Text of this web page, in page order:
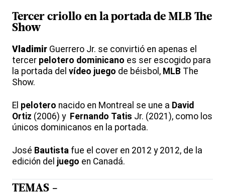
Tercer criollo en la portada de MLB The
Show
Vladimir Guerrero Jr. se convirtió en apenas el
tercer pelotero dominicano es ser escogido para
la portada del vídeo juego de béisbol, MLB The
Show.
El pelotero nacido en Montreal se une a David
Ortiz (2006) y Fernando Tatis Jr. (2021), como los
únicos dominicanos en la portada.
José Bautista fue el cover en 2012 y 2012, de la
edición del juego en Canadá.
TEMAS -